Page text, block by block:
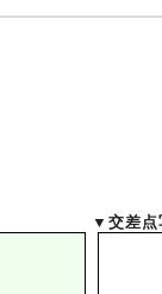
▼交差点